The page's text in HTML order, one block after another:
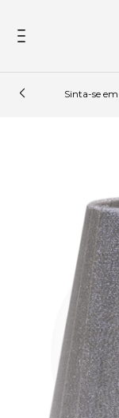
Sinta-se